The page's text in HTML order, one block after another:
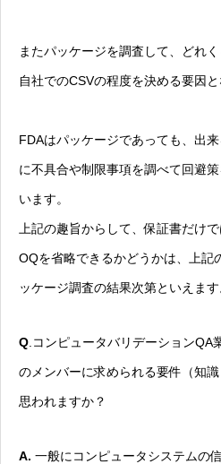
またパッケージを調査して、どれ
自社でのCSVの程度を決める要因と
FDAはパッケージであっても、出
に不具合や制限事項を調べて回避
います。
上記の趣旨からして、保証書だけで
OQを省略できるかどうかは、上記
ッケージ調査の結果次第といえます
Q .コンピュータバリデーション
のメンバーに求められる要件（知
思われますか？
A. 一般にコンピュータシステムの